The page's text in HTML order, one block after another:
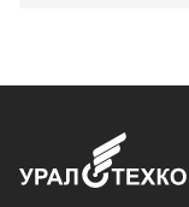
Доставка и оплата